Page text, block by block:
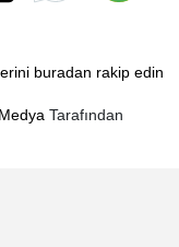
buradan rakip edin
Tarafından